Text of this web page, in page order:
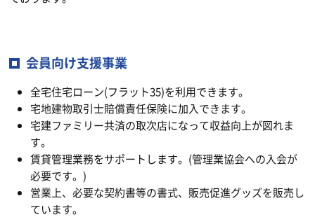
会員向け支援事業
全宅住宅ローン(フラット35)を利用できます。
宅地建物取引士賠償責任保険に加入できます。
宅建ファミリー共済の取次店になって収益向上が図れま
す。
賃貸管理業務をサポートします。(管理業協会への入会が
必要です。)
営業上、必要な契約書等の書式、販売促進グッズを販売し
ています。